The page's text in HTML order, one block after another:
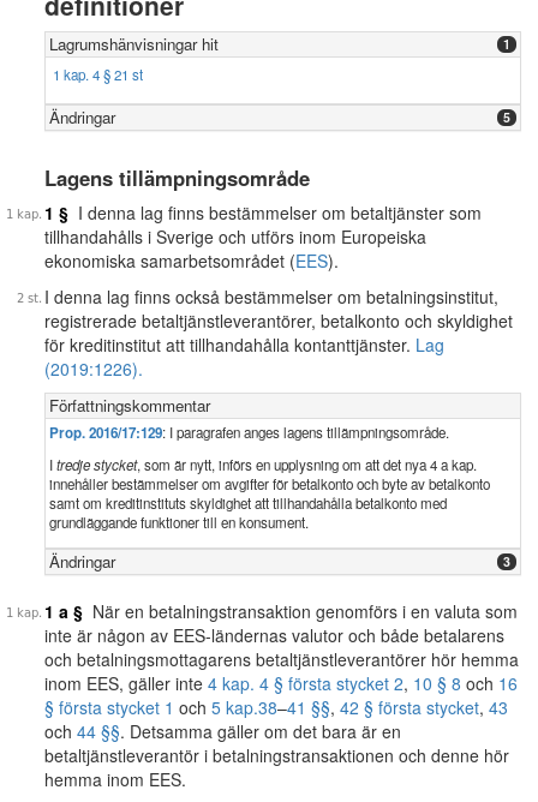
Lagrumshänvisningar hit 1
1 kap. 4 § 21 st
Ändringar 5
Lagens tillämpningsområde
1 § I denna lag finns bestämmelser om betaltjänster som
tillhandahålls i Sverige och utförs inom Europeiska
ekonomiska samarbetsområdet (EES).
I denna lag finns också bestämmelser om betalningsinstitut,
registrerade betaltjänstleverantörer, betalkonto och skyldighet
för kreditinstitut att tillhandahålla kontanttjänster. Lag
(2019:1226).
Författningskommentar
Prop. 2016/17:129: I paragrafen anges lagens tillämpningsområde.
Itredje stycket, som är nytt, införs en upplysning om att det nya 4 a kap.
innehåller bestämmelser om avgifter för betalkonto och byte av betalkonto
samt om kreditinstituts skyldighet att tillhandahålla betalkonto med
grundläggande funktioner till en konsument.
Ändringar 3
1 a § När en betalningstransaktion genomförs i en valuta som
inte är någon av EES-ländernas valutor och både betalarens
och betalningsmottagarens betaltjänstleverantörer hör hemma
inom EES, gäller inte 4 kap. 4 § första stycket 2, 10 § 8 och 16
§ första stycket 1 och 5 kap.38–41 §§, 42 § första stycket, 43
och 44 §§. Detsamma gäller om det bara är en
betaltjänstleverantör i betalningstransaktionen och denne hör
hemma inom EES.